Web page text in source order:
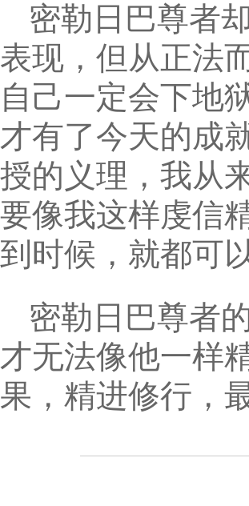
密勒日巴尊者
表现，但从正法
自己一定会下地
才有了今天的成
授的义理，我从
要像我这样虔信
到时候，就都可
密勒日巴尊者
才无法像他一样
果，精进修行，